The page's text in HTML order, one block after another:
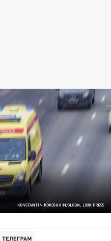
KONSTANTIN KOKOSHKIN/GLOBAL LOOK PRESS